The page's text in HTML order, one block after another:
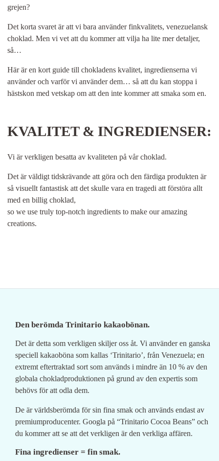
grejen?
Det korta svaret är att vi bara använder finkvalitets, venezuelansk
choklad. Men vi vet att du kommer att vilja ha lite mer detaljer,
så…
Här är en kort guide till chokladens kvalitet, ingredienserna vi
använder och varför vi använder dem… så att du kan stoppa i
hästskon med vetskap om att den inte kommer att smaka som en.
KVALITET & INGREDIENSER:
Vi är verkligen besatta av kvaliteten på vår choklad.
Det är väldigt tidskrävande att göra och den färdiga produkten är
så visuellt fantastisk att det skulle vara en tragedi att förstöra allt
med en billig choklad,
so we use truly top-notch ingredients to make our amazing
creations.
Den berömda Trinitario kakaobönan.
Det är detta som verkligen skiljer oss åt. Vi använder en ganska
speciell kakaoböna som kallas ‘Trinitario’, från Venezuela; en
extremt eftertraktad sort som används i mindre än 10 % av den
globala chokladproduktionen på grund av den expertis som
behövs för att odla dem.
De är världsberömda för sin fina smak och används endast av
premiumproducenter. Googla på “Trinitario Cocoa Beans” och
du kommer att se att det verkligen är den verkliga affären.
Fina ingredienser = fin smak.